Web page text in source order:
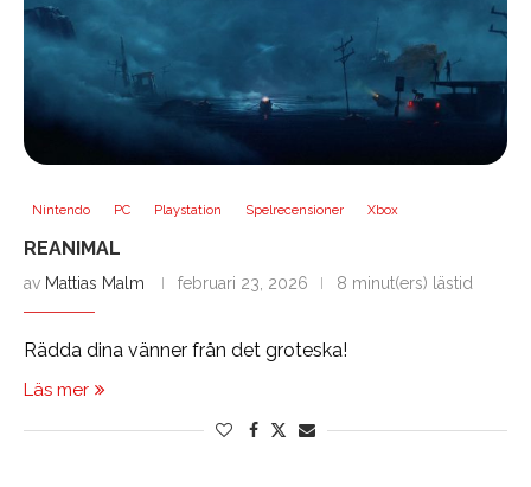
Nintendo PC Playstation Spelrecensioner Xbox
REANIMAL
av Mattias Malm februari 23, 2026 8 minut(ers) lästid
Rädda dina vänner från det groteska!
Läs mer